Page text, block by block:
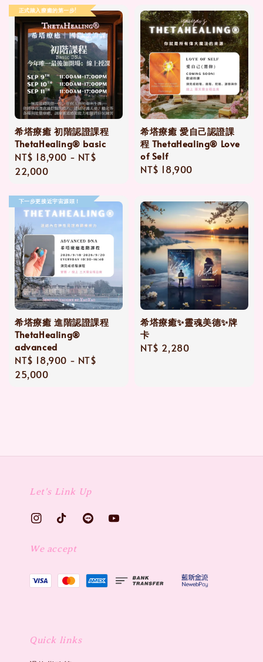
正式踏入療癒的第一步!
希塔療癒 初階認證課程
ThetaHealing® basic
Regular
price
NT$ 18,900 - NT$
22,000
希塔療癒 愛自己認證課
程 ThetaHealing® Love
of Self
Regular
NT$ 18,900
下一步更接近宇宙源頭！
希塔療癒 進階認證課程
ThetaHealing®
advanced
Regular
price
NT$ 18,900 - NT$
25,000
希塔療癒✨靈魂美德✨牌
卡
Regular
NT$ 2,280
Let's Link Up
We accept
Quick links